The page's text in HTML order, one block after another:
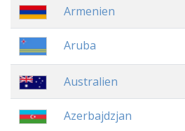
Armenien
Aruba
Australien
Azerbajdzjan